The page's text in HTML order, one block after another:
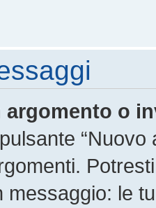
argomento o
messaggio: le